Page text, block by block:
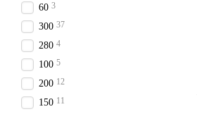
60 3
300 37
280 4
100 5
200 12
150 11